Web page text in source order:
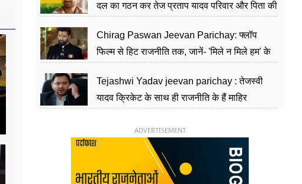
दल का गठन कर तेज प्रताप यादव परिवार और पिता की
Chirag Paswan Jeevan Parichay: फ्लॉप
फिल्म से हिट राजनीति तक, जानें- 'मिले न मिले हम' के
Tejashwi Yadav jeevan parichay : तेजस्वी
यादव क्रिकेट के साथ ही राजनीति के हैं माहिर
ADVERTISEMENT